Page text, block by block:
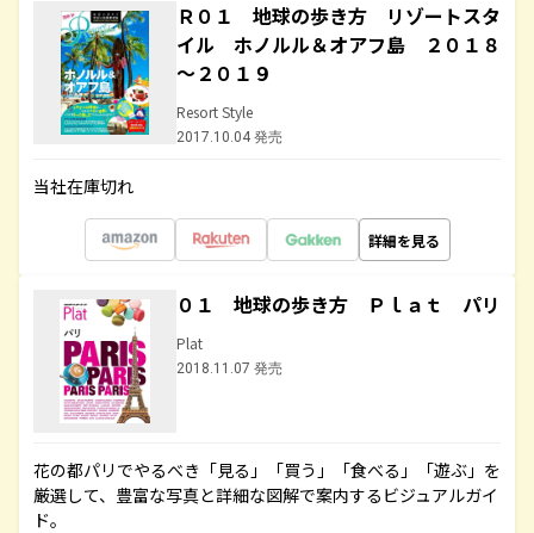
Ｒ０１ 地球の歩き方 リゾートスタ
イル ホノルル＆オアフ島 ２０１８
～２０１９
Resort Style
2017.10.04 発売
当社在庫切れ
詳細を見る
０１ 地球の歩き方 Ｐｌａｔ パリ
Plat
2018.11.07 発売
花の都パリでやるべき「見る」「買う」「食べる」「遊ぶ」を
厳選して、豊富な写真と詳細な図解で案内するビジュアルガイ
ド。